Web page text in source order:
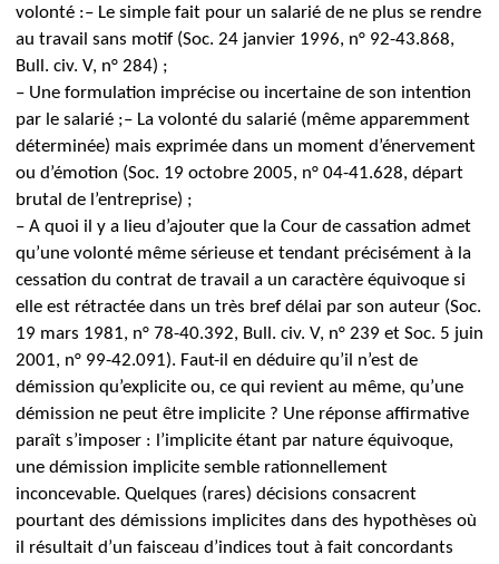
volonté :– Le simple fait pour un salarié de ne plus se rendre
au travail sans motif (Soc. 24 janvier 1996, n° 92-43.868,
Bull. civ. V, n° 284) ;
– Une formulation imprécise ou incertaine de son intention
par le salarié ;– La volonté du salarié (même apparemment
déterminée) mais exprimée dans un moment d’énervement
ou d’émotion (Soc. 19 octobre 2005, n° 04-41.628, départ
brutal de l’entreprise) ;
– A quoi il y a lieu d’ajouter que la Cour de cassation admet
qu’une volonté même sérieuse et tendant précisément à la
cessation du contrat de travail a un caractère équivoque si
elle est rétractée dans un très bref délai par son auteur (Soc.
19 mars 1981, n° 78-40.392, Bull. civ. V, n° 239 et Soc. 5 juin
2001, n° 99-42.091). Faut-il en déduire qu’il n’est de
démission qu’explicite ou, ce qui revient au même, qu’une
démission ne peut être implicite ? Une réponse affirmative
paraît s’imposer : l’implicite étant par nature équivoque,
une démission implicite semble rationnellement
inconcevable. Quelques (rares) décisions consacrent
pourtant des démissions implicites dans des hypothèses où
il résultait d’un faisceau d’indices tout à fait concordants